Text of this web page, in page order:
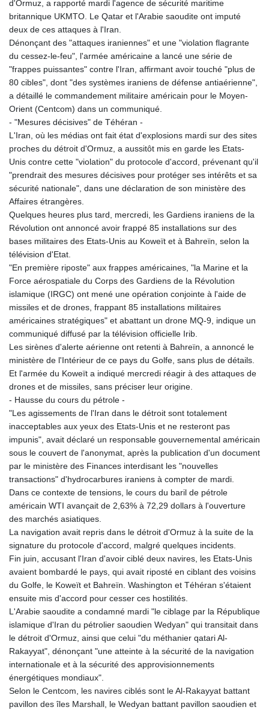
d'Ormuz, a rapporté mardi l'agence de sécurité maritime
britannique UKMTO. Le Qatar et l'Arabie saoudite ont imputé
deux de ces attaques à l'Iran.
Dénonçant des "attaques iraniennes" et une "violation flagrante
du cessez-le-feu", l'armée américaine a lancé une série de
"frappes puissantes" contre l'Iran, affirmant avoir touché "plus de
80 cibles", dont "des systèmes iraniens de défense antiaérienne",
a détaillé le commandement militaire américain pour le Moyen-
Orient (Centcom) dans un communiqué.
- "Mesures décisives" de Téhéran -
L'Iran, où les médias ont fait état d'explosions mardi sur des sites
proches du détroit d'Ormuz, a aussitôt mis en garde les Etats-
Unis contre cette "violation" du protocole d'accord, prévenant qu'il
"prendrait des mesures décisives pour protéger ses intérêts et sa
sécurité nationale", dans une déclaration de son ministère des
Affaires étrangères.
Quelques heures plus tard, mercredi, les Gardiens iraniens de la
Révolution ont annoncé avoir frappé 85 installations sur des
bases militaires des Etats-Unis au Koweït et à Bahreïn, selon la
télévision d'Etat.
"En première riposte" aux frappes américaines, "la Marine et la
Force aérospatiale du Corps des Gardiens de la Révolution
islamique (IRGC) ont mené une opération conjointe à l'aide de
missiles et de drones, frappant 85 installations militaires
américaines stratégiques" et abattant un drone MQ-9, indique un
communiqué diffusé par la télévision officielle Irib.
Les sirènes d'alerte aérienne ont retenti à Bahreïn, a annoncé le
ministère de l'Intérieur de ce pays du Golfe, sans plus de détails.
Et l'armée du Koweït a indiqué mercredi réagir à des attaques de
drones et de missiles, sans préciser leur origine.
- Hausse du cours du pétrole -
"Les agissements de l'Iran dans le détroit sont totalement
inacceptables aux yeux des Etats-Unis et ne resteront pas
impunis", avait déclaré un responsable gouvernemental américain
sous le couvert de l'anonymat, après la publication d'un document
par le ministère des Finances interdisant les "nouvelles
transactions" d'hydrocarbures iraniens à compter de mardi.
Dans ce contexte de tensions, le cours du baril de pétrole
américain WTI avançait de 2,63% à 72,29 dollars à l'ouverture
des marchés asiatiques.
La navigation avait repris dans le détroit d'Ormuz à la suite de la
signature du protocole d'accord, malgré quelques incidents.
Fin juin, accusant l'Iran d'avoir ciblé deux navires, les Etats-Unis
avaient bombardé le pays, qui avait riposté en ciblant des voisins
du Golfe, le Koweït et Bahreïn. Washington et Téhéran s'étaient
ensuite mis d'accord pour cesser ces hostilités.
L'Arabie saoudite a condamné mardi "le ciblage par la République
islamique d'Iran du pétrolier saoudien Wedyan" qui transitait dans
le détroit d'Ormuz, ainsi que celui "du méthanier qatari Al-
Rakayyat", dénonçant "une atteinte à la sécurité de la navigation
internationale et à la sécurité des approvisionnements
énergétiques mondiaux".
Selon le Centcom, les navires ciblés sont le Al-Rakayyat battant
pavillon des îles Marshall, le Wedyan battant pavillon saoudien et